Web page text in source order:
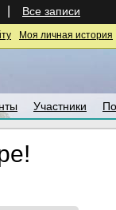
Все записи
Моя личная история
Участники